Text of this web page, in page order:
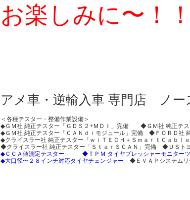
お楽しみに〜！！
アメ車・逆輸入車 専門店 ノー
＜各種テスター・整備作業設備＞
◆ＧＭ社 純正テスター「ＧＤＳ２+ＭＤＩ」完備 ◆ＧＭ社 純正テス
◆ＧＭ社 純正テスター「ＣＡＮｄｉモジュール」完備 ◆ＦＯＲＤ社
◆クライスラー社 純正テスター「ｗｉＴＥＣＨ＋ＳｍａｒｔＣａｂｌｅ
◆クライスラー社 純正テスター「ＳｔａｒＳＣＡＮ」完備 ◆ＵＳト
◆ＣＣＡ値測定テスター
◆ＴＰＭ タイヤプレッシャーモニター
◆大口径〜２８インチ対応タイヤチェンジャー ◆ＥＶＡＰシステムリ